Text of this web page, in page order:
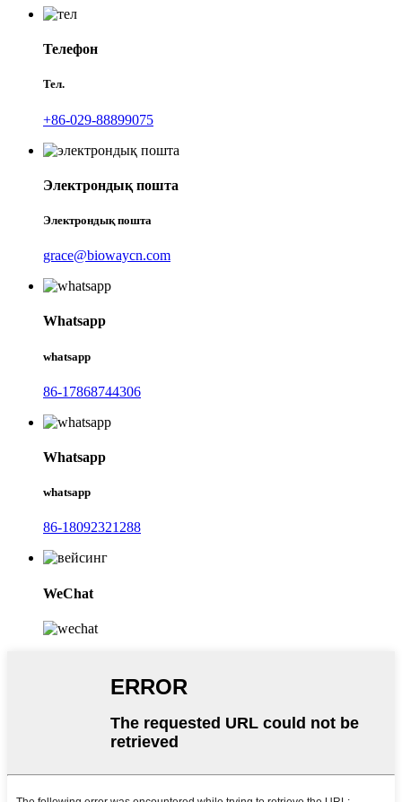
Телефон
Тел.
+86-029-88899075
Электрондық пошта
Электрондық пошта
grace@biowaycn.com
Whatsapp
whatsapp
86-17868744306
Whatsapp
whatsapp
86-18092321288
WeChat